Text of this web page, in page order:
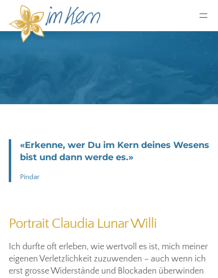
«Erkenne, wer Du im Kern deines Wesens
bist und dann werde es.»
Pindar
Portrait Claudia Lunar Willi
Ich durfte oft erleben, wie wertvoll es ist, mich meiner
eigenen Verletzlichkeit zuzuwenden – auch wenn ich
erst grosse Widerstände und Blockaden überwinden